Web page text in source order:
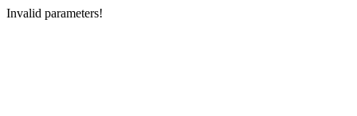
Invalid parameters!